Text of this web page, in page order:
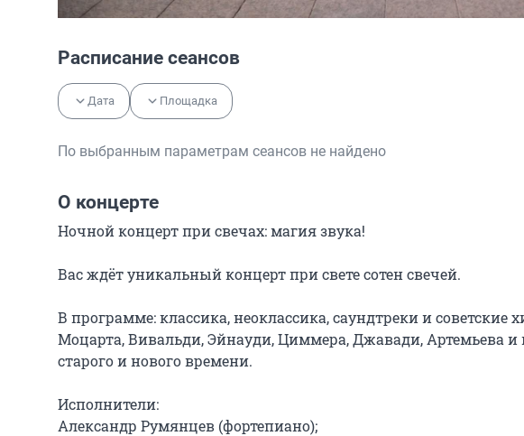
Расписание сеансов
Дата Площадка
По выбранным параметрам сеансов не найдено
О концерте
Ночной концерт при свечах: магия звука!
Вас ждёт уникальный концерт при свете сотен свечей.
В программе: классика, неоклассика, саундтреки и
Моцарта, Вивальди, Эйнауди, Циммера, Джавади, Артемьева
старого и нового времени.
Исполнители:
Александр Румянцев (фортепиано);